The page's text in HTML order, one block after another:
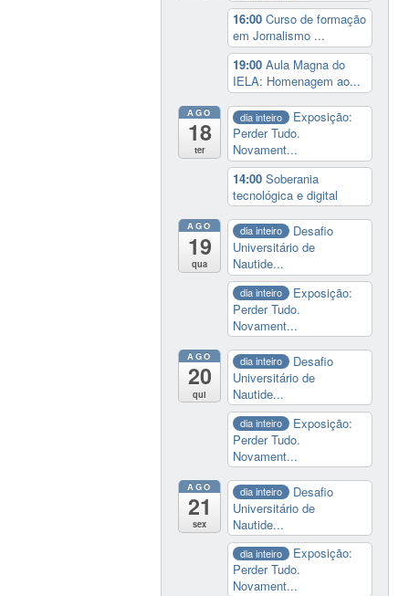
16:00Curso de formação
em Jornalismo ...
19:00Aula Magna do
IELA: Homenagem ao...
AGO
18
ter
dia inteiro
Exposição:
Perder Tudo.
Novament...
14:00Soberania
tecnológica e digital
AGO
19
qua
dia inteiro
Desafio
Universitário de
Nautide...
dia inteiro
Exposição:
Perder Tudo.
Novament...
AGO
20
qui
dia inteiro
Desafio
Universitário de
Nautide...
dia inteiro
Exposição:
Perder Tudo.
Novament...
AGO
21
sex
dia inteiro
Desafio
Universitário de
Nautide...
dia inteiro
Exposição:
Perder Tudo.
Novament...